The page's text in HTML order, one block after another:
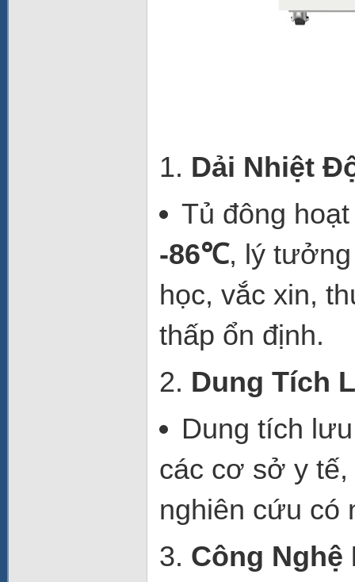
1. Dải Nhiệt
Tủ đông
-86℃, lý tưởng
học, vắc xin,
thấp ổn định.
2. Dung Tích
Dung tích
các cơ sở y tế,
nghiên cứu có
3. Công Nghệ